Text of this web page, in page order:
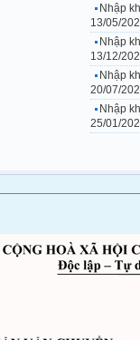
Nhập
13/05/
Nhập
13/12/
Nhập
20/07/
Nhập
25/01/